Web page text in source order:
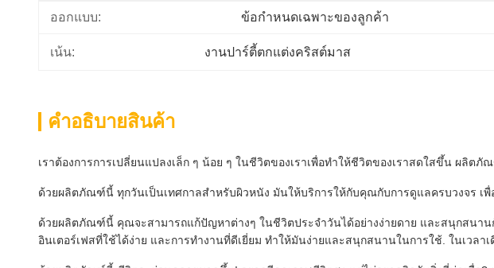
ออกแบบ: ข้อกำหนดเฉพาะของลูกค้า
เน้น: งานปาร์ตี้ตกแต่งคริสต์มาส
คําอธิบายสินค้า
เราต้องการการเปลี่ยนแปลงเล็ก ๆ น้อย ๆ ในชีวิตของเราเพื่อทําให้ชีวิตของเราสดใสขึ้น ผ
ด้วยผลิตภัณฑ์นี้ ทุกวันเป็นเทศกาลสําหรับผิวหนัง มันให้บริการให้กับคุณกับการดูแลครบวงจร เ
ด้วยผลิตภัณฑ์นี้ คุณจะสามารถแก้ปัญหาต่างๆ ในชีวิตประจําวันได้อย่างง่ายดาย และสนุกสน
อินเตอร์เฟสที่ใช้ได้ง่าย และการทํางานที่ดีเยี่ยม ทําให้มันง่ายและสนุกสนานในการใช้. ในเว